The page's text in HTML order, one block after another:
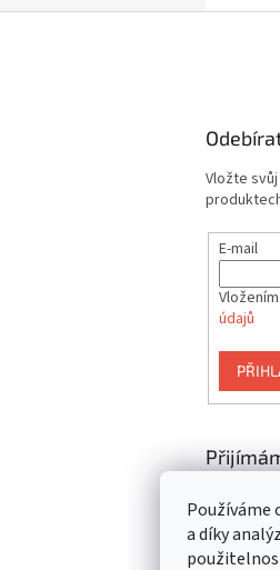
Používáme
a díky
Vložte
E-mail
údajů
platby